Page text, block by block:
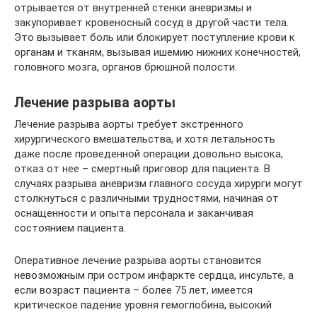
отрывается от внутренней стенки аневризмы и
закупоривает кровеносный сосуд в другой части тела.
Это вызывает боль или блокирует поступление крови к
органам и тканям, вызывая ишемию нижних конечностей,
головного мозга, органов брюшной полости.
Лечение разрыва аорты
Лечение разрыва аорты требует экстренного
хирургического вмешательства, и хотя летальность
даже после проведенной операции довольно высока,
отказ от нее – смертный приговор для пациента. В
случаях разрыва аневризм главного сосуда хирурги могут
столкнуться с различными трудностями, начиная от
оснащенности и опыта персонала и заканчивая
состоянием пациента.
Оперативное лечение разрыва аорты становится
невозможным при остром инфаркте сердца, инсульте, а
если возраст пациента – более 75 лет, имеется
критическое падение уровня гемоглобина, высокий